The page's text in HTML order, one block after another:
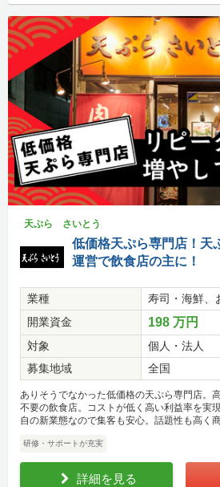
天ぷら さいとう
低価格天ぷら専門店！天
運営で飲食店の主に！
業種
寿司・海鮮、
開業資金
198 万円
対象
個人・法人
募集地域
全国
ありそうでなかった低価格の天ぷら専門店。
不要の飲食店。コストが低く高い利益率を実
自の新業態なので集客も安心。話題性も高く
研修・サポートが充実
詳細を見る